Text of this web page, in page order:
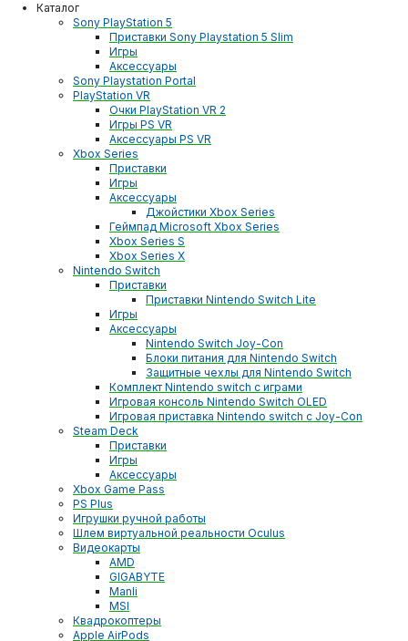
Каталог
Sony PlayStation 5
Приставки Sony Playstation 5 Slim
Игры
Аксессуары
Sony Playstation Portal
PlayStation VR
Очки PlayStation VR 2
Игры PS VR
Аксессуары PS VR
Xbox Series
Приставки
Игры
Аксессуары
Джойстики Xbox Series
Геймпад Microsoft Xbox Series
Xbox Series S
Xbox Series X
Nintendo Switch
Приставки
Приставки Nintendo Switch Lite
Игры
Аксессуары
Nintendo Switch Joy-Con
Блоки питания для Nintendo Switch
Защитные чехлы для Nintendo Switch
Комплект Nintendo switch с играми
Игровая консоль Nintendo Switch OLED
Игровая приставка Nintendo switch с Joy-Con
Steam Deck
Приставки
Игры
Аксессуары
Xbox Game Pass
PS Plus
Игрушки ручной работы
Шлем виртуальной реальности Oculus
Видеокарты
AMD
GIGABYTE
Manli
MSI
Квадрокоптеры
Apple AirPods